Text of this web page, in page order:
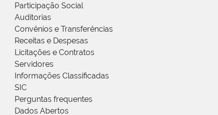
Participação Social
Auditorias
Convênios e Transferências
Receitas e Despesas
Licitações e Contratos
Servidores
Informações Classificadas
SIC
Perguntas frequentes
Dados Abertos